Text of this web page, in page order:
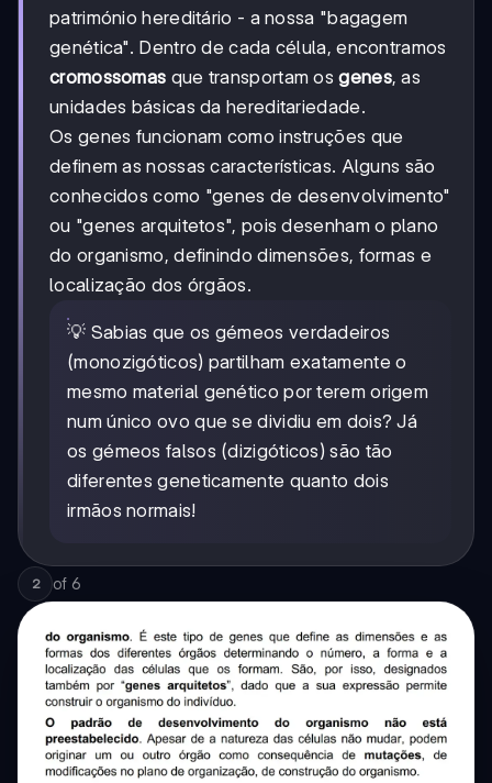
património hereditário - a nossa "bagagem
genética". Dentro de cada célula, encontramos
cromossomas que transportam osgenes, as
unidades básicas da hereditariedade.
Os genes funcionam como instruções que
definem as nossas características. Alguns são
conhecidos como "genes de desenvolvimento"
ou "genes arquitetos", pois desenham o plano
do organismo, definindo dimensões, formas e
localização dos órgãos.
💡 Sabias que os gémeos verdadeiros
(monozigóticos) partilham exatamente o
mesmo material genético por terem origem
num único ovo que se dividiu em dois? Já
os gémeos falsos (dizigóticos) são tão
diferentes geneticamente quanto dois
irmãos normais!
2 of 6